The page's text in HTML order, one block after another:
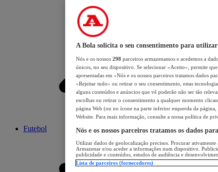
Futebol
A Bola solicita o seu consentimento para utilizar
Nós e os nossos 298 parceiros armazenamos e acedemos a
únicos, no seu dispositivo. Se selecionar «Aceito», permite
apresentadas em «Nós e os nossos parceiros tratamos dados
«Rejeitar tudo» ou retirar o seu consentimento, estas
alguns conteúdos e anúncios que vê poderão não ser tão
escolhas ou retirar o consentimento a qualquer momento
página Web (ou no ícone na parte inferior esquerda da página,
Website. Para mais informação, consulte a nossa política de
Nós e os nossos parceiros tratamos os dados
Utilizar dados de geolocalização precisos. Procurar
Armazenar e/ou aceder a informações num dispositivo.
publicidade e conteúdos, estudos de audiência e
Lista de parceiros (fornecedores)